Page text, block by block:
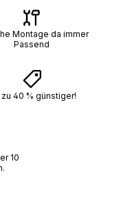
Montage da immer
Passend
zu 40 % günstiger!
10